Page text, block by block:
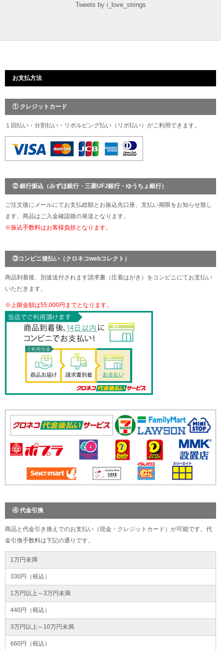
Tweets by i_love_strings
お支払方法
① クレジットカード
１回払い・分割払い・リボルビング払い（リボ払い）がご利用できます。
② 銀行振込（みずほ銀行・三菱UFJ銀行・ゆうちょ銀行）
ご注文後にメールにてお支払総額とお振込先口座、支払い期限をお知らせ致し
ます。商品はご入金確認後の発送となります。
※振込手数料はお客様負担となります。
③コンビニ後払い（クロネコwebコレクト）
商品到着後、別途送付されます請求書（圧着はがき）をコンビニにてお支払い
いただきます。
※上限金額は55,000円までとなります。
④ 代金引換
商品と代金引き換えでのお支払い（現金・クレジットカード）が可能です。代
金引換手数料は下記の通りです。
1万円未満
330円（税込）
1万円以上～3万円未満
440円（税込）
3万円以上～10万円未満
660円（税込）